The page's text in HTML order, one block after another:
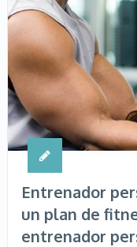
Entrenador
un plan de
entrenador